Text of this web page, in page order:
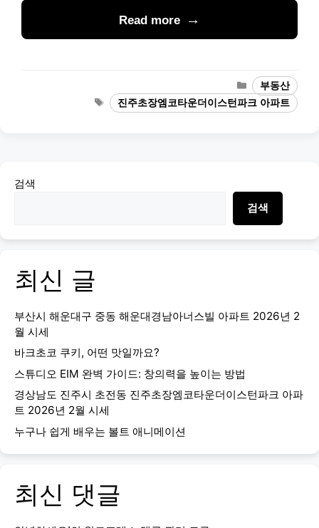
Read more
Categories
부동산
Tags진주초장엠코타운더이스턴파크 아파트
검색
검색
최신 글
부산시 해운대구 중동 해운대경남아너스빌 아파트 2026년 2
월 시세
바크초코 쿠키, 어떤 맛일까요?
스튜디오 EIM 완벽 가이드: 창의력을 높이는 방법
경상남도 진주시 초전동 진주초장엠코타운더이스턴파크 아파
트 2026년 2월 시세
누구나 쉽게 배우는 볼트 애니메이션
최신 댓글